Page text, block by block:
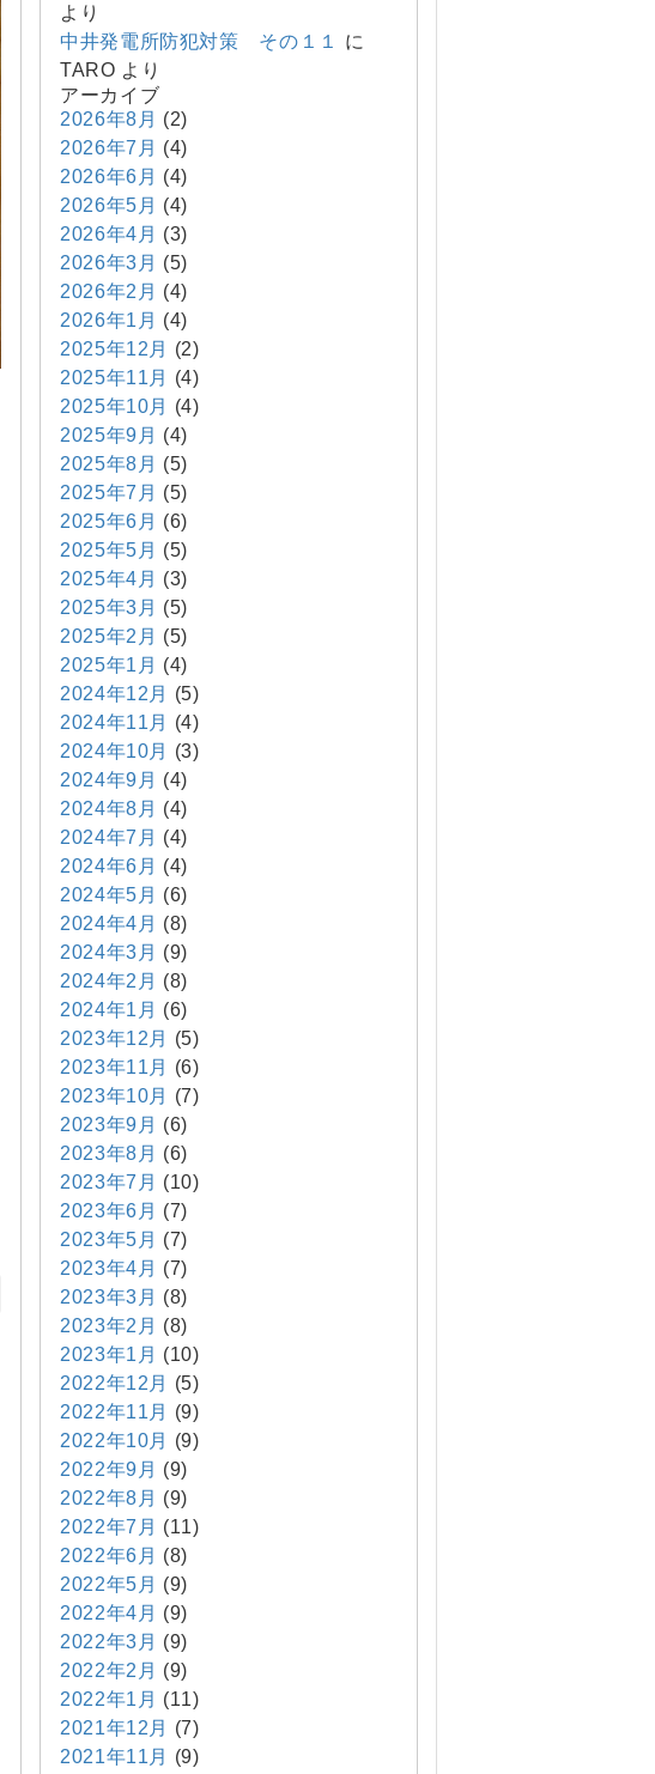
より
中井発電所防犯対策 その１１
に
TARO より
アーカイブ
2026年8月 (2)
2026年7月 (4)
2026年6月 (4)
2026年5月 (4)
2026年4月 (3)
2026年3月 (5)
2026年2月 (4)
2026年1月 (4)
2025年12月
(2)
2025年11月
(4)
2025年10月
(4)
2025年9月 (4)
2025年8月 (5)
2025年7月 (5)
2025年6月 (6)
2025年5月 (5)
2025年4月 (3)
2025年3月 (5)
2025年2月 (5)
2025年1月 (4)
2024年12月
(5)
2024年11月
(4)
2024年10月
(3)
2024年9月 (4)
2024年8月 (4)
2024年7月 (4)
2024年6月 (4)
2024年5月 (6)
2024年4月 (8)
2024年3月 (9)
2024年2月 (8)
2024年1月 (6)
2023年12月
(5)
2023年11月
(6)
2023年10月
(7)
2023年9月 (6)
2023年8月 (6)
2023年7月 (10)
2023年6月 (7)
2023年5月 (7)
2023年4月 (7)
2023年3月 (8)
2023年2月 (8)
2023年1月 (10)
2022年12月
(5)
2022年11月
(9)
2022年10月
(9)
2022年9月 (9)
2022年8月 (9)
2022年7月 (11)
2022年6月 (8)
2022年5月 (9)
2022年4月 (9)
2022年3月 (9)
2022年2月 (9)
2022年1月 (11)
2021年12月
(7)
2021年11月
(9)